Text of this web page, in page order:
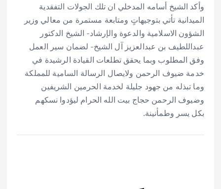
وأكد الشيخ أسامه المدخلي ان تلك الجولات التفقدية
الميدانية تأتي بتوجيهاتٍ ومتابعة مستمرة من معالي وزير
الشؤون الاسلامية والدعوة والإرشاد- الشيخ الدكتور
عبداللطيف بن عبدالعزيز آل الشيخ- لضمان سير العمل
وفق المطلوب وبما يحقق تطلعات القيادة الرشيدة في
خدمة ضيوف الرحمن ولايصال الرسالة السامية للمملكة
وما تبذله من جهود جليلة لخدمة الحرمين الشريفين
وضيوف الرحمن حجاج بيت الله الحرام ليؤدوا نسكهم
بكل يسر وطمأنينة.